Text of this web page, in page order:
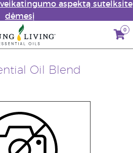
aspektą sutelksite
dėmesį
0
Oil Blend